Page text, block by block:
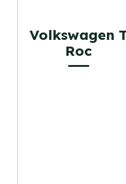
Volkswagen
Roc